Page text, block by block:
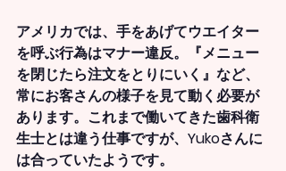
アメリカでは、手をあげてウエイター
を呼ぶ行為はマナー違反。『メニュー
を閉じたら注文をとりにいく』など、
常にお客さんの様子を見て動く必要が
あります。これまで働いてきた歯科衛
生士とは違う仕事ですが、Yukoさんに
は合っていたようです。